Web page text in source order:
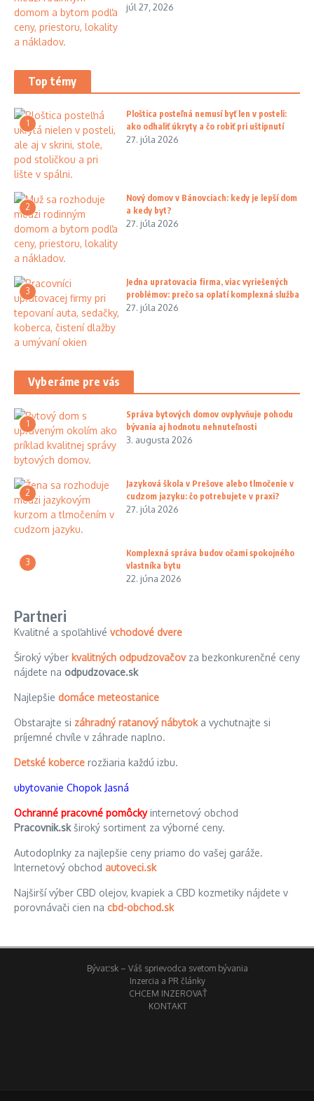
júl 27, 2026
Top témy
1
Ploštica posteľná nemusí byť len v posteli:
ako odhaliť úkryty a čo robiť pri uštipnutí
27. júla 2026
2
Nový domov v Bánovciach: kedy je lepší dom
a kedy byt?
27. júla 2026
3
Jedna upratovacia firma, viac vyriešených
problémov: prečo sa oplatí komplexná služba
27. júla 2026
Vyberáme pre vás
1
Správa bytových domov ovplyvňuje pohodu
bývania aj hodnotu nehnuteľnosti
3. augusta 2026
2
Jazyková škola v Prešove alebo tlmočenie v
cudzom jazyku: čo potrebujete v praxi?
27. júla 2026
3
Komplexná správa budov očami spokojného
vlastníka bytu
22. júna 2026
Partneri
Kvalitné a spoľahlivé vchodové dvere
Široký výber kvalitných odpudzovačovza bezkonkurenčné ceny
nájdete na odpudzovace.sk
Najlepšie domáce meteostanice
Obstarajte si záhradný ratanový nábytoka vychutnajte si
príjemné chvíle v záhrade naplno.
Detské koberce rozžiaria každú izbu.
ubytovanie Chopok Jasná
Ochranné pracovné pomôckyinternetový obchod
Pracovnik.skširoký sortiment za výborné ceny.
Autodoplnky za najlepšie ceny priamo do vašej garáže.
Internetový obchod autoveci.sk
Najširší výber CBD olejov, kvapiek a CBD kozmetiky nájdete v
porovnávači cien na cbd-obchod.sk
Bývať.sk – Váš sprievodca svetom bývania
Inzercia a PR články
CHCEM INZEROVAŤ
KONTAKT